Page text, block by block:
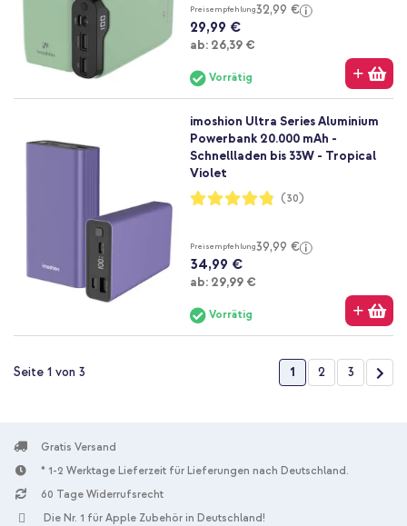
Preisempfehlung32,99 €
29,99 €
ab: Ab
26,39 €
Vorrätig
imoshion Ultra Series Aluminium
Powerbank 20.000 mAh -
Schnellladen bis 33W - Tropical
Violet
Bewertung:
96%
(30)
Preisempfehlung39,99 €
34,99 €
ab: Ab
29,99 €
Vorrätig
Seite 1 von 3 SeiteSie lesen gerade
1 Seite
2 Seite
3
Gratis Versand
* 1-2 Werktage Lieferzeit für Lieferungen nach Deutschland.
60 Tage Widerrufsrecht
Die Nr. 1 für Apple Zubehör in Deutschland!